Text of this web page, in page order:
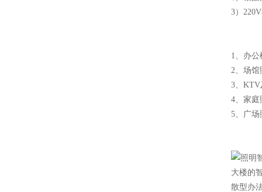
3）
1、办
2、场馆
3、KTV
4、家庭
5、广场
大楼的
散型办